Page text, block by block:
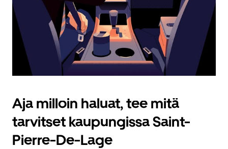
Aja milloin haluat, tee mitä
tarvitset kaupungissa Saint-
Pierre-De-Lage